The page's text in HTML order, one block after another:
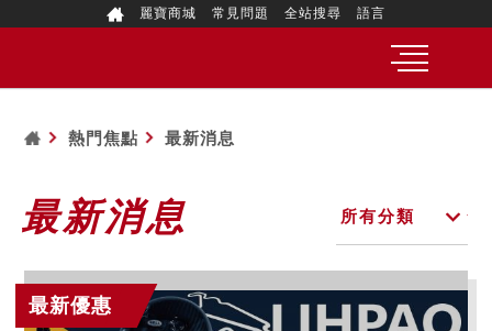
麗寶商城 常見問題 全站搜尋 語言
熱門焦點 最新消息
最新消息
最新優惠